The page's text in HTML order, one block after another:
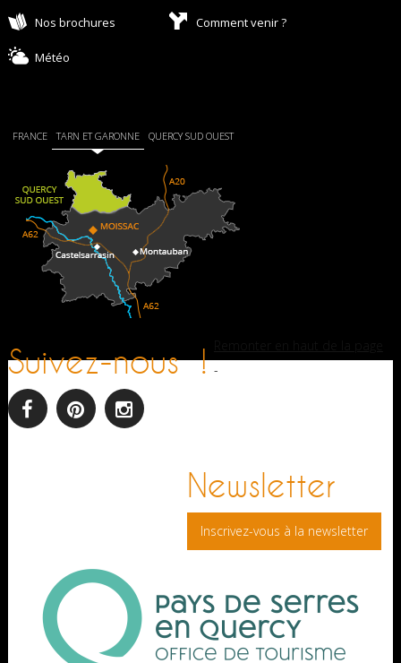
Nos brochures Comment venir ?
Météo
FRANCE TARN ET GARONNE QUERCY SUD OUEST
Suivez-nous !
Newsletter
Inscrivez-vous à la newsletter
-